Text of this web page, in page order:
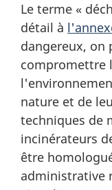
Le terme «
détail à
dangereux, on
compromettre
nature et de
techniques de
incinérateurs
être
administrative